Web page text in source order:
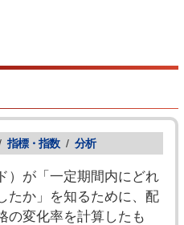
指標・指数 / 分析
）が「一定期間内にどれ
たか」を知るために、配
の変化率を計算したも